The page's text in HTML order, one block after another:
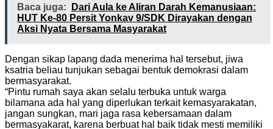
Baca juga:
Dari Aula ke Aliran Darah Kemanusiaan:
HUT Ke-80 Persit Yonkav 9/SDK Dirayakan dengan
Aksi Nyata Bersama Masyarakat
Dengan sikap lapang dada menerima hal tersebut, jiwa
ksatria beliau tunjukan sebagai bentuk demokrasi dalam
bermasyarakat.
“Pintu rumah saya akan selalu terbuka untuk warga
bilamana ada hal yang diperlukan terkait kemasyarakatan,
jangan sungkan, mari jaga rasa kebersamaan dalam
bermasyakarat, karena berbuat hal baik tidak mesti memiliki